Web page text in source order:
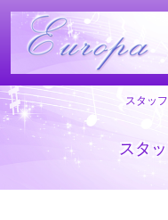
スタッ
スタ